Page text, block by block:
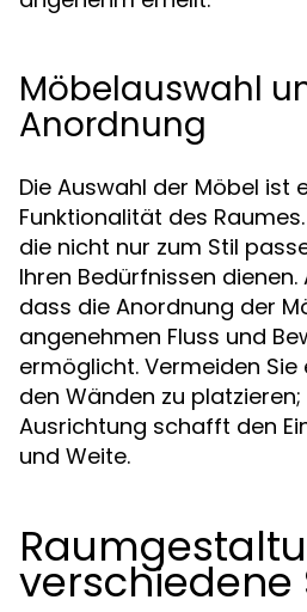
Möbelauswahl
Anordnung
Die Auswahl der Möbel ist
Funktionalität des
die nicht nur zum Stil
Ihren Bedürfnissen
dass die Anordnung der
angenehmen Fluss und
ermöglicht. Vermeiden Sie
den Wänden zu
Ausrichtung schafft den
und Weite.
verschiedene